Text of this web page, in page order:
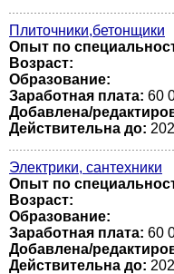
Плиточники,бетонщики
Опыт по
Возраст:
Образование:
Заработная плата: 60
Добавлена/
Действительна до:
Электрики, сантехники
Опыт по
Возраст:
Образование:
Заработная плата: 60
Добавлена/
Действительна до: